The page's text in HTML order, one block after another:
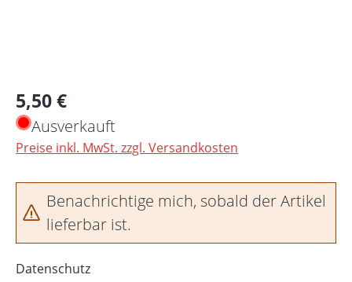
Regulärer Preis:
5,50 €
Ausverkauft
Preise inkl. MwSt. zzgl. Versandkosten
Benachrichtige mich, sobald der Artikel
lieferbar ist.
Datenschutz